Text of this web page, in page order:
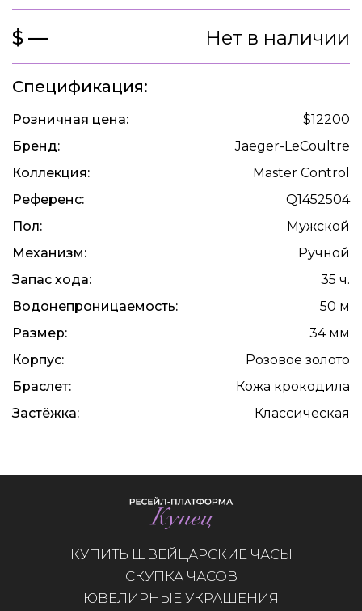
$ — Нет в наличии
Спецификация:
Розничная цена:
$12200
Бренд:
Jaeger-LeCoultre
Коллекция:
Master Control
Референс:
Q1452504
Пол:
Мужской
Механизм:
Ручной
Запас хода:
35 ч.
Водонепроницаемость:
50 м
Размер:
34 мм
Корпус:
Розовое золото
Браслет:
Кожа крокодила
Застёжка:
Классическая
КУПИТЬ ШВЕЙЦАРСКИЕ ЧАСЫ
СКУПКА ЧАСОВ
ЮВЕЛИРНЫЕ УКРАШЕНИЯ